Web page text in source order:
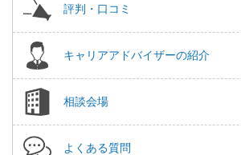
評判・口コミ
キャリアアドバイザーの紹介
相談会場
よくある質問